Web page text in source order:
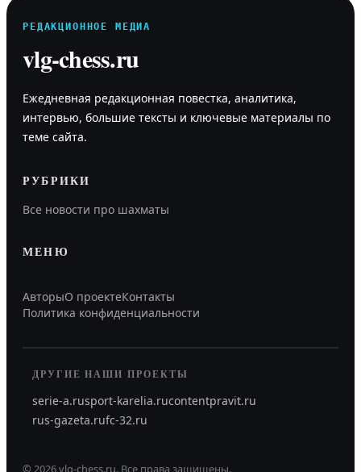
РЕДАКЦИОННОЕ МЕДИА
vlg-chess.ru
Ежедневная редакционная повестка, аналитика,
интервью, большие тексты и ключевые материалы по
теме сайта.
РУБРИКИ
Все новости про шахматы
МЕНЮ
АвторыО проектеКонтакты
Политика конфиденциальности
ДРУГИЕ НАШИ ПРОЕКТЫ
serie-a.rusport-karelia.rucontentpravit.ru
rus-gazeta.rufc-32.ru
© 2026vlg-chess.ru. Все права защищены.